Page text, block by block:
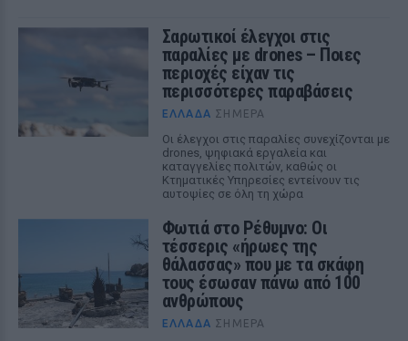
Σαρωτικοί έλεγχοι στις
παραλίες με drones – Ποιες
περιοχές είχαν τις
περισσότερες παραβάσεις
ΕΛΛΆΔΑ ΣΉΜΕΡΑ
Οι έλεγχοι στις παραλίες συνεχίζονται με
drones, ψηφιακά εργαλεία και
καταγγελίες πολιτών, καθώς οι
Κτηματικές Υπηρεσίες εντείνουν τις
αυτοψίες σε όλη τη χώρα
Φωτιά στο Ρέθυμνο: Οι
τέσσερις «ήρωες της
θάλασσας» που με τα σκάφη
τους έσωσαν πάνω από 100
ανθρώπους
ΕΛΛΆΔΑ ΣΉΜΕΡΑ